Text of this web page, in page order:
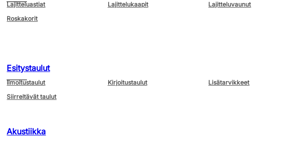
Lajitteluastiat Lajittelukaapit
Lajitteluvaunut
Roskakorit
Esitystaulut
Ilmoitustaulut Kirjoitustaulut
Lisätarvikkeet
Siirreltävät taulut
Akustiikka